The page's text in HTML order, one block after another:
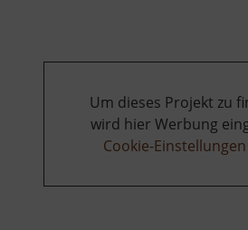
Um dieses Projekt zu
wird hier Werbung
Cookie-